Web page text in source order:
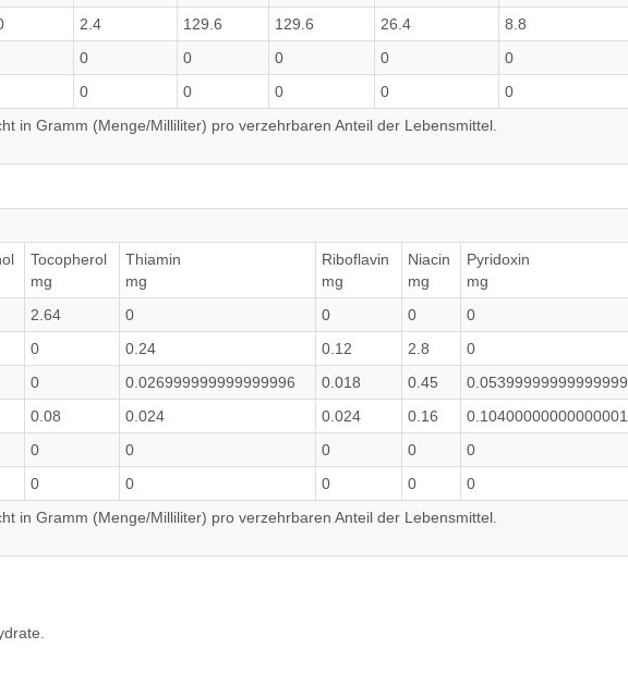
2.4 129.6 129.6 26.4 8.8
0 0 0 0 0
0 0 0 0 0
in Gramm (Menge/Milliliter) pro verzehrbaren Anteil der Lebensmittel.
Tocopherol
mg
Thiamin
mg
Riboflavin
mg
Niacin
mg
Pyridoxin
mg
2.64 0 0 0 0
0 0.24 0.12 2.8 0
0 0.026999999999999996 0.018 0.45 0.05399999999999999
0.08 0.024 0.024 0.16 0.10400000000000001
0 0 0 0 0
0 0 0 0 0
in Gramm (Menge/Milliliter) pro verzehrbaren Anteil der Lebensmittel.